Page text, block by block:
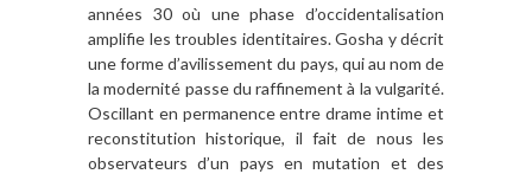
années 30 où une phase d’occidentalisation
amplifie les troubles identitaires. Gosha y décrit
une forme d’avilissement du pays, qui au nom de
la modernité passe du raffinement à la vulgarité.
Oscillant en permanence entre drame intime et
reconstitution historique, il fait de nous les
observateurs d’un pays en mutation et des